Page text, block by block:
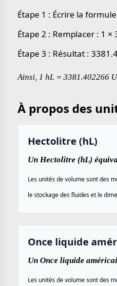
Étape 1 : Écrire la
Étape 2 : Remplacer : 1 ×
Étape 3 : Résultat :
Ainsi, 1 hL = 3381.402266
À propos des
Hectolitre (hL)
Un Hectolitre (hL)
Les unités de volume sont des
le stockage des fluides et le
Once liquide
Un Once liquide
Les unités de volume sont des